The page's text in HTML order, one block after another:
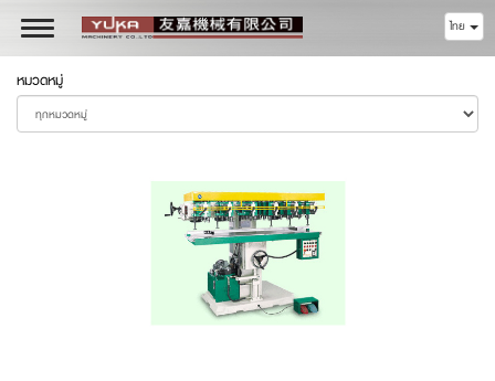
Toggle
navigation
ไทย
หมวดหมู่